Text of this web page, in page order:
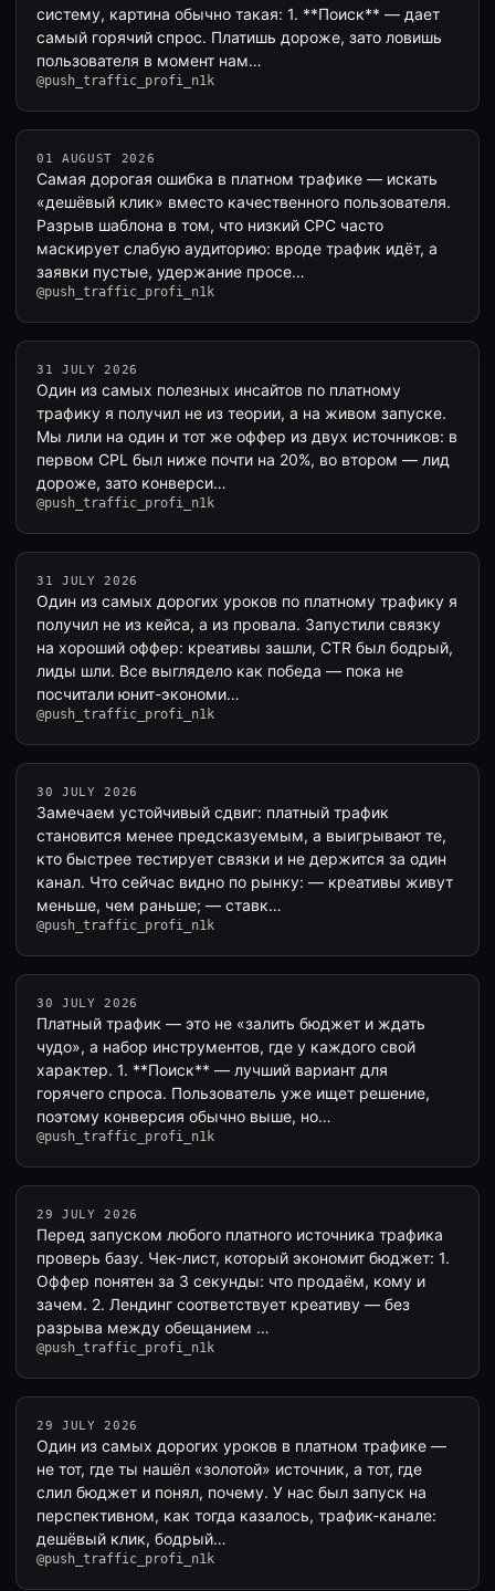
систему, картина обычно такая: 1. **Поиск** — дает
самый горячий спрос. Платишь дороже, зато ловишь
пользователя в момент нам…
@push_traffic_profi_n1k
01 AUGUST 2026
Самая дорогая ошибка в платном трафике — искать
«дешёвый клик» вместо качественного пользователя.
Разрыв шаблона в том, что низкий CPC часто
маскирует слабую аудиторию: вроде трафик идёт, а
заявки пустые, удержание просе…
@push_traffic_profi_n1k
31 JULY 2026
Один из самых полезных инсайтов по платному
трафику я получил не из теории, а на живом запуске.
Мы лили на один и тот же оффер из двух источников: в
первом CPL был ниже почти на 20%, во втором — лид
дороже, зато конверси…
@push_traffic_profi_n1k
31 JULY 2026
Один из самых дорогих уроков по платному трафику я
получил не из кейса, а из провала. Запустили связку
на хороший оффер: креативы зашли, CTR был бодрый,
лиды шли. Все выглядело как победа — пока не
посчитали юнит-экономи…
@push_traffic_profi_n1k
30 JULY 2026
Замечаем устойчивый сдвиг: платный трафик
становится менее предсказуемым, а выигрывают те,
кто быстрее тестирует связки и не держится за один
канал. Что сейчас видно по рынку: — креативы живут
меньше, чем раньше; — ставк…
@push_traffic_profi_n1k
30 JULY 2026
Платный трафик — это не «залить бюджет и ждать
чудо», а набор инструментов, где у каждого свой
характер. 1. **Поиск** — лучший вариант для
горячего спроса. Пользователь уже ищет решение,
поэтому конверсия обычно выше, но…
@push_traffic_profi_n1k
29 JULY 2026
Перед запуском любого платного источника трафика
проверь базу. Чек-лист, который экономит бюджет: 1.
Оффер понятен за 3 секунды: что продаём, кому и
зачем. 2. Лендинг соответствует креативу — без
разрыва между обещанием …
@push_traffic_profi_n1k
29 JULY 2026
Один из самых дорогих уроков в платном трафике —
не тот, где ты нашёл «золотой» источник, а тот, где
слил бюджет и понял, почему. У нас был запуск на
перспективном, как тогда казалось, трафик-канале:
дешёвый клик, бодрый…
@push_traffic_profi_n1k